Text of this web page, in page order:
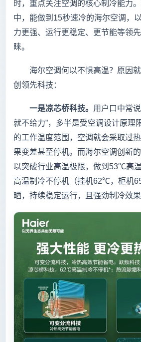
时，重点关注空调的核心制冷能力
中，能做到15秒速冷的海尔空调，
力更强、运行更稳定、更节能等领
睐。
海尔空调何以不惧高温？原因就
创领先科技：
一是凉芯桥科技。 用户口中常
就不给力”，多半是受空调设计原理
的工作温度范围，空调就会采取过
果变差甚至停机。而海尔空调创新
以突破行业高温极限，做到53℃高
高温制冷不停机（挂机62℃，柜机
晒，持续稳定运行，且强劲制冷效果